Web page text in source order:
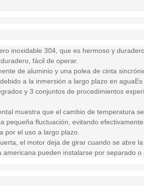
inoxidable 304, que es hermoso y
fácil de operar.
de aluminio y una polea de cinta
a la inmersión a largo plazo en aguaEs
y 3 conjuntos de procedimientos
muestra que el cambio de temperatura
pequeña fluctuación, evitando
por el uso a largo plazo.
el motor deja de girar cuando se abre
pueden instalarse por separado o